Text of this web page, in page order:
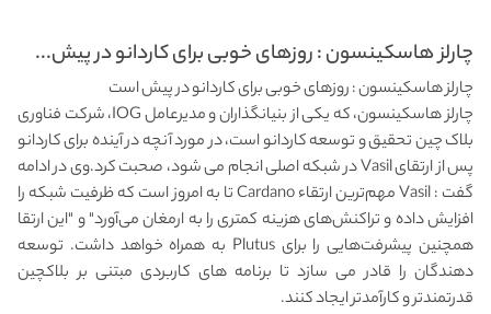
چارلز هاسکینسون : روزهای خوبی برای کاردانو در پیش...
چارلز هاسکینسون : روزهای خوبی برای کاردانو در پیش است
چارلز هاسکینسون، که یکی از بنیانگذاران و مدیرعامل IOG، شرکت فناوری
بلاک چین تحقیق و توسعه کاردانو است، در مورد آنچه در آینده برای کاردانو
پس از ارتقای Vasil در شبکه اصلی انجام می شود، صحبت کرد.وی در ادامه
گفت : Vasil مهم‌ترین ارتقاء Cardano تا به امروز است که ظرفیت شبکه را
افزایش داده و تراکنش‌های هزینه کمتری را به ارمغان می‌آورد" و "این ارتقا
همچنین پیشرفت‌هایی را برای Plutus به همراه خواهد داشت. توسعه
دهندگان را قادر می سازد تا برنامه های کاربردی مبتنی بر بلاکچین
قدرتمندتر و کارآمدتر ایجاد کنند.